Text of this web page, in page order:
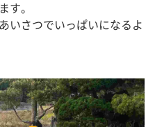
す。
いさつでいっぱいになるよ